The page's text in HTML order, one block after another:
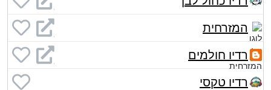
המזרחית
רדיו חולמים
רדיו טקסי